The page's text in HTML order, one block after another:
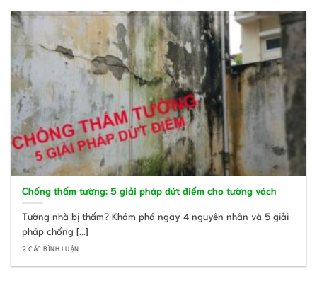
Chống thấm tường: 5 giải pháp dứt điểm cho tường vách
Tường nhà bị thấm? Khám phá ngay 4 nguyên nhân và 5 giải
pháp chống [...]
2 CÁC BÌNH LUẬN